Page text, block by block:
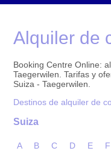
Alquiler de
Booking Centre Online:
Taegerwilen. Tarifas y
Suiza - Taegerwilen.
Destinos de alquiler de
Suiza
A B C D E F